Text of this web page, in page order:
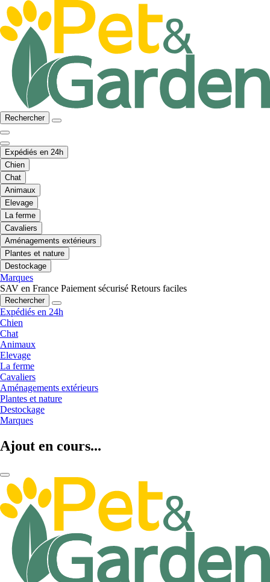
Rechercher
Expédiés en 24h
Chien
Chat
Animaux
Elevage
La ferme
Cavaliers
Aménagements extérieurs
Plantes et nature
Destockage
Marques
SAV en France Paiement sécurisé Retours faciles
Rechercher
Expédiés en 24h
Chien
Chat
Animaux
Elevage
La ferme
Cavaliers
Aménagements extérieurs
Plantes et nature
Destockage
Marques
Ajout en cours...